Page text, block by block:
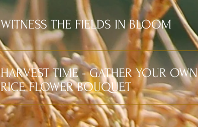
WITNESS THE FIELDS IN BLOOM
HARVEST TIME - GATHER YOUR OWN
RICE FLOWER BOUQUET